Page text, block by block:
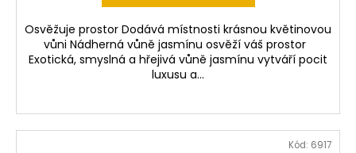
Osvěžuje prostor Dodává místnosti krásnou květinovou
vůni Nádherná vůně jasmínu osvěží váš prostor
Exotická, smyslná a hřejivá vůně jasmínu vytváří pocit
luxusu a...
Kód: 6917